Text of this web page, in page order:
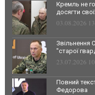
Кремль не
досягти
03.08.2026
Звільнення
"старої
23.07.2026
Повний
Федорова